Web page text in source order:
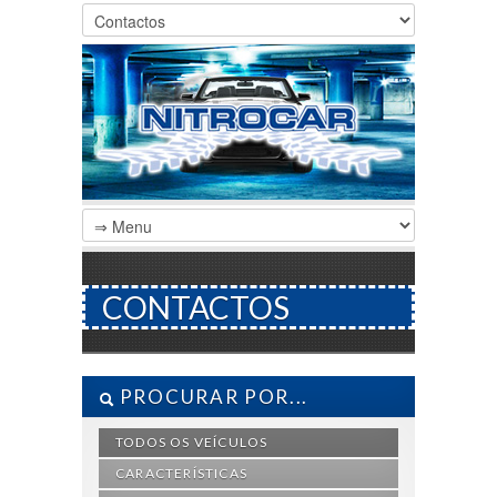
CONTACTOS
PROCURAR POR...
TODOS OS VEÍCULOS
CARACTERÍSTICAS